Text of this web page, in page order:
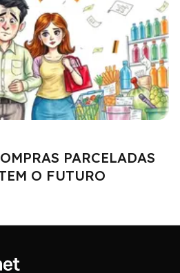
PARCELADAS
O FUTURO